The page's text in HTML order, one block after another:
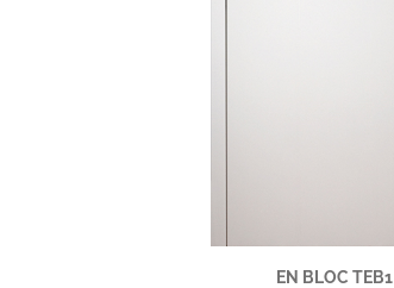
EN BLOC TEB1